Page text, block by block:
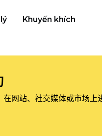
Khuyến khích
网站、社交媒体或市场上